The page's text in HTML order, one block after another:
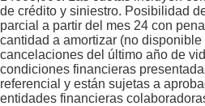
de crédito y siniestro. Posibilidad
parcial a partir del mes 24 con
cantidad a amortizar (no
cancelaciones del último año de
condiciones financieras
referencial y están sujetas a
entidades financieras